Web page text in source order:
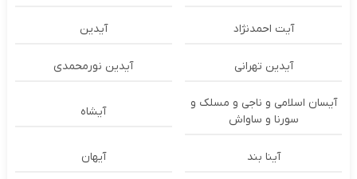
آیت احمدنژاد آیدین
آیدین تهرانی آیدین نورمحمدی
آیسان اسلامی و ناجی و مسلک و
سورنا و ساواش
آیشاه
آینا بند آیهان